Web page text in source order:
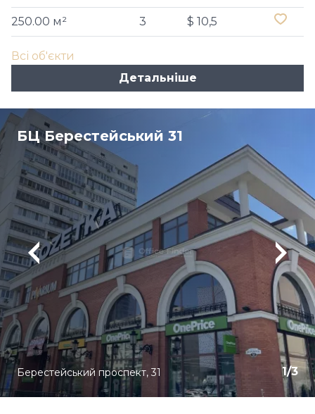
250.00 м² 3 $ 10,5
Всі об'єкти
Детальніше
БЦ Берестейський 31
1/3
Берестейський проспект, 31